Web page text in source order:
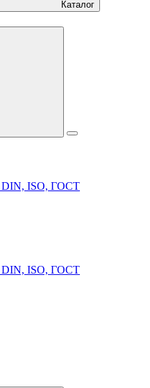
Каталог
DIN, ISO, ГОСТ
DIN, ISO, ГОСТ